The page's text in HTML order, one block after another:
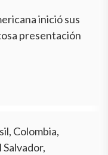
inició sus
presentación
Colombia,
Salvador,